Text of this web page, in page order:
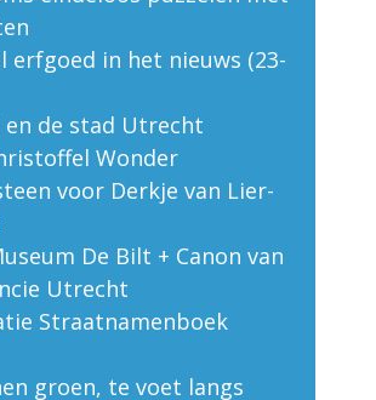
erfgoed in het nieuws (23-
en de stad Utrecht
Wonder
voor Derkje van Lier-
De Bilt + Canon van
Utrecht
Straatnamenboek
groen, te voet langs